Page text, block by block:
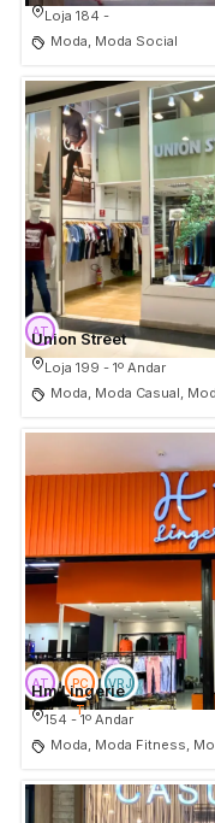
Loja 184 -
Moda, Moda Social
Union Street
Loja 199 - 1º Andar
Moda, Moda Casual,
Hm Lingerie
154 - 1º Andar
Moda, Moda Fitness,